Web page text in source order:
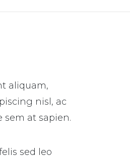
aliquam,
nisl, ac
sem at sapien.
sed leo